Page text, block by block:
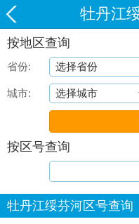
牡丹江
按地区查询
省份:
城市:
按区号查询
牡丹江绥芬河区号查询